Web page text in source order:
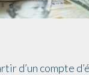
d’un compte